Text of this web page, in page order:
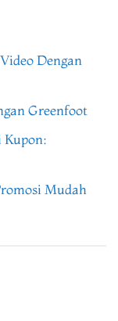
Dengan
Greenfoot
Kupon:
Mudah